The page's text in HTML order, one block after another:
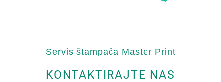
Servis štampača Master Print
KONTAKTIRAJTE NAS